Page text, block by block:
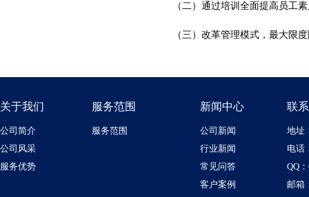
（二）通过培训全面提高员工
（三）改革管理模式，最大限
关于我们 服务范围 新闻中心 联
公司简介
公司风采
服务优势
服务范围
公司新闻
行业新闻
常见问答
客户案例
地址
电话
QQ
邮箱